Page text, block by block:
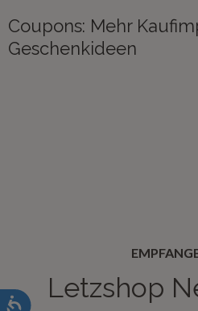
Coupons: Mehr
Geschenkideen
Letzshop